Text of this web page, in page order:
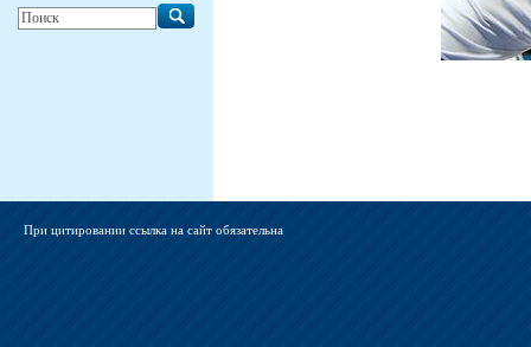
При цитировании ссылка на сайт обязательна